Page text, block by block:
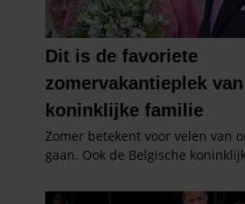
verzameld op basis van uw
gaat akkoord met onze cookies als
gebruiken.